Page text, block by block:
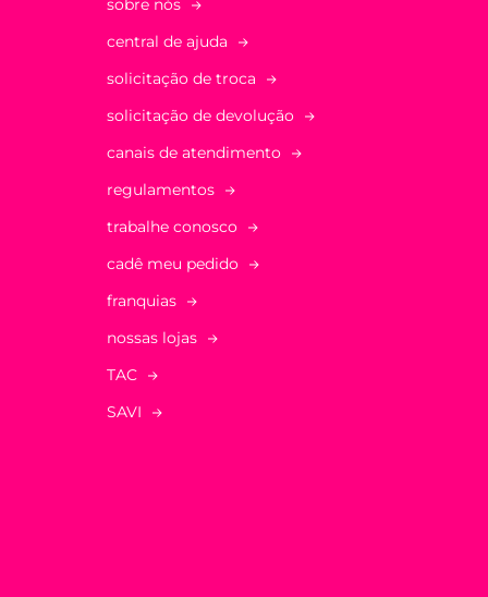
sobre nós
central de ajuda
solicitação de troca
solicitação de devolução
canais de atendimento
regulamentos
trabalhe conosco
cadê meu pedido
franquias
nossas lojas
TAC
SAVI